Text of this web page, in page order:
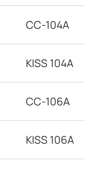
CC-104A
KISS 104A
CC-106A
KISS 106A